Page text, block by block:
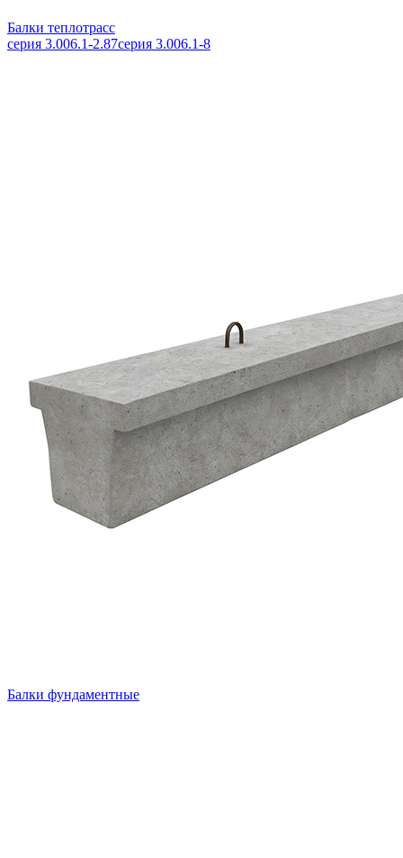
Балки теплотрасс
серия 3.006.1-2.87серия 3.006.1-8
Балки фундаментные